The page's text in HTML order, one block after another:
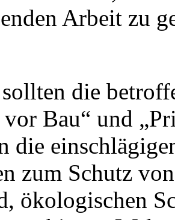
Arbeit zu
die
vor Bau“ und
die
zum Schutz
ökologischen